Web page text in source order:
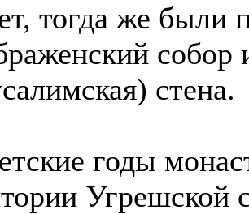
тогда же были
собор
стена.
годы
Угрешской